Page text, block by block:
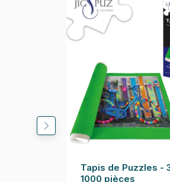
Tapis de Puzzles -
1000 pièces